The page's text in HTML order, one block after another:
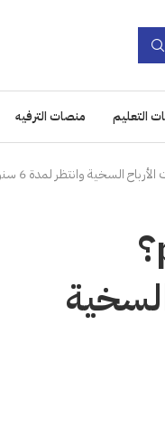
التعليم منصات الترفيه
هل ترغب في 3,000 دولار من الدخل الس passif؟
السخية